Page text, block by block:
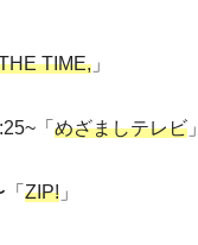
TIME, 」
「 めざましテレビ 」
ZIP! 」